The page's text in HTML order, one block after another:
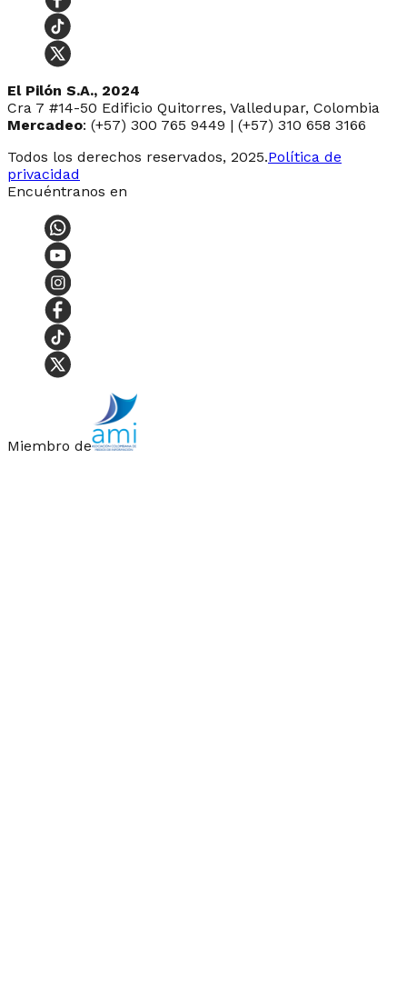
El Pilón S.A., 2024
Cra 7 #14-50 Edificio Quitorres, Valledupar, Colombia
Mercadeo: (+57) 300 765 9449 | (+57) 310 658 3166
Todos los derechos reservados, 2025.Política de
privacidad
Encuéntranos en
Miembro de